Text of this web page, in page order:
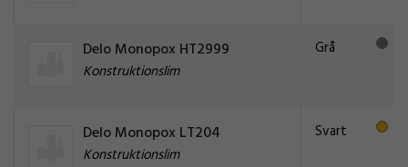
Delo Monopox HT2999
Konstruktionslim
Grå
Delo Monopox LT204
Konstruktionslim
Svart